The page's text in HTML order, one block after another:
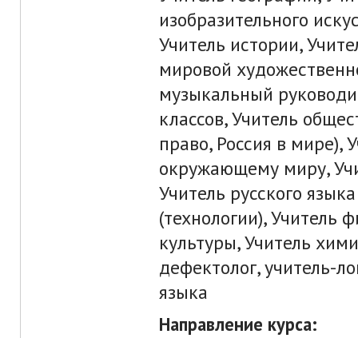
изобразительного
Учитель истории,
мировой
музыкальный
классов, Учитель
право, Россия в мире),
окружающему миру,
Учитель русского
(технологии), Учитель
культуры, Учитель
дефектолог, учитель-
языка
Направление курса: